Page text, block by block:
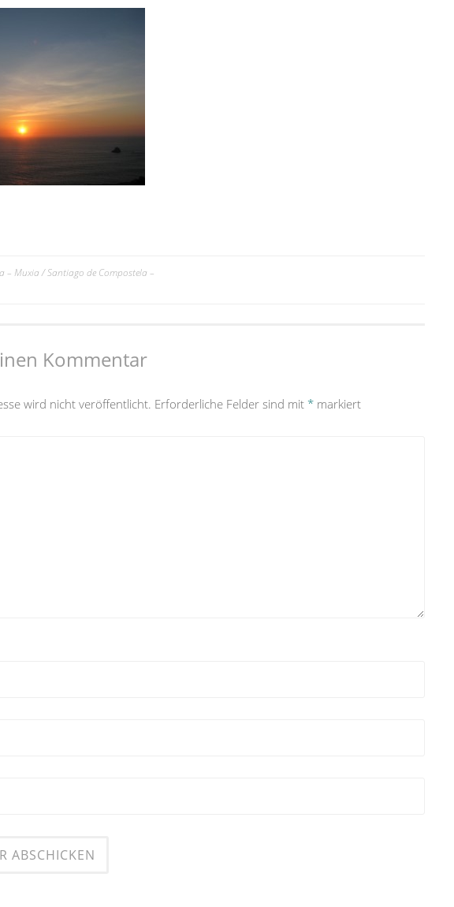
– Muxia / Santiago de Compostela –
Kommentar
wird nicht veröffentlicht. Erforderliche Felder sind mit *markiert